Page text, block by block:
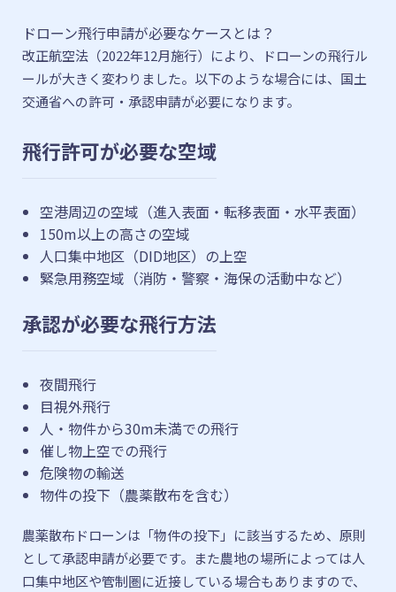
ドローン飛行申請が必要なケースとは？
改正航空法（2022年12月施行）により、ドローンの飛行ル
ールが大きく変わりました。以下のような場合には、国土
交通省への許可・承認申請が必要になります。
飛行許可が必要な空域
空港周辺の空域（進入表面・転移表面・水平表面）
150m以上の高さの空域
人口集中地区（DID地区）の上空
緊急用務空域（消防・警察・海保の活動中など）
承認が必要な飛行方法
夜間飛行
目視外飛行
人・物件から30m未満での飛行
催し物上空での飛行
危険物の輸送
物件の投下（農薬散布を含む）
農薬散布ドローンは「物件の投下」に該当するため、原則
として承認申請が必要です。また農地の場所によっては人
口集中地区や管制圏に近接している場合もありますので、